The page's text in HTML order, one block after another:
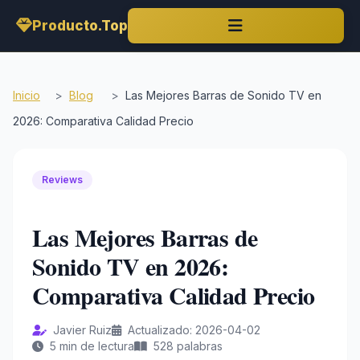
Producto.Top
Inicio > Blog > Las Mejores Barras de Sonido TV en
2026: Comparativa Calidad Precio
Reviews
Las Mejores Barras de
Sonido TV en 2026:
Comparativa Calidad Precio
Javier Ruiz
Actualizado: 2026-04-02
5 min de lectura
528 palabras